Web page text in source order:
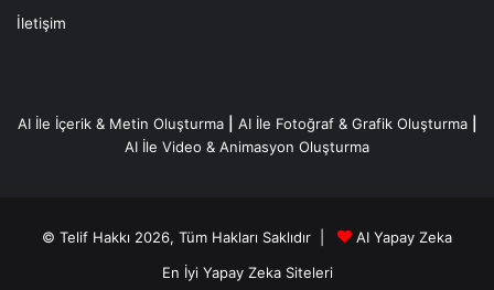
İletişim
AI İle İçerik & Metin Oluşturma AI İle Fotoğraf & Grafik Oluşturma
AI İle Video & Animasyon Oluşturma
© Telif Hakkı 2026, Tüm Hakları Saklıdır |
AI Yapay Zeka
En İyi Yapay Zeka Siteleri